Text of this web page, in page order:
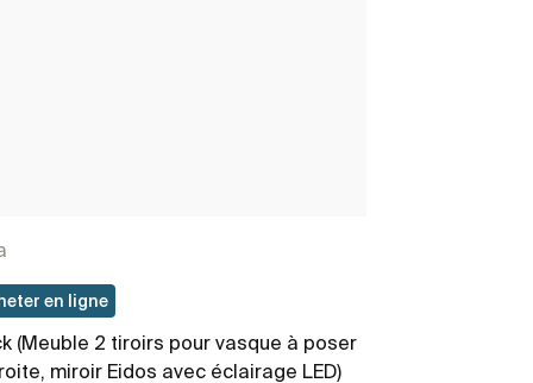
en ligne
(Meuble 2 tiroirs pour vasque à poser
miroir Eidos avec éclairage LED)